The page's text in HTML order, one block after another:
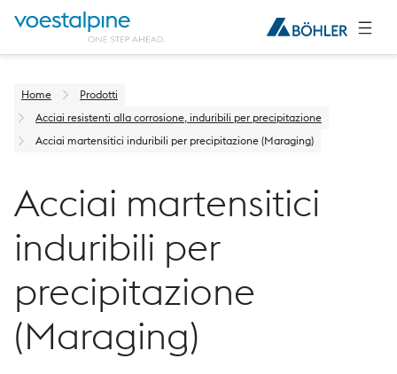
Home
Prodotti
Acciai resistenti alla corrosione, induribili per precipitazione
Acciai martensitici induribili per precipitazione (Maraging)
Acciai martensitici
induribili per
precipitazione
(Maraging)